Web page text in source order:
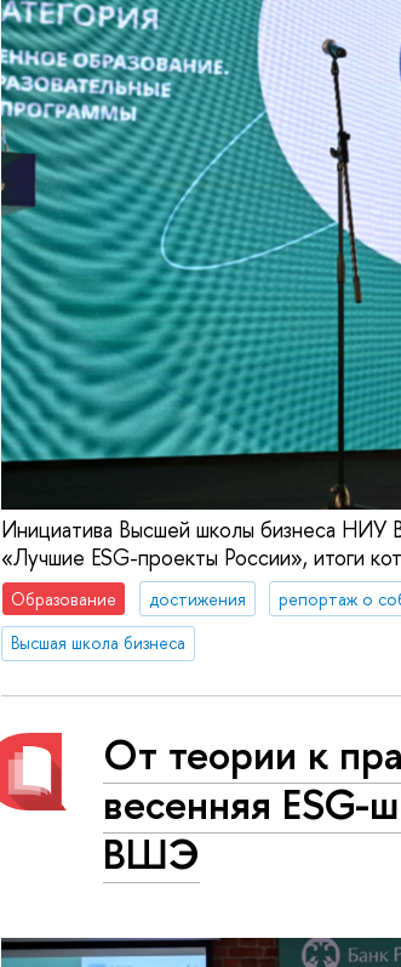
Инициатива Высшей школы бизнеса
«Лучшие ESG-проекты России», итоги
Образование достижения репортаж о
Высшая школа бизнеса
От теории к
весенняя
ВШЭ